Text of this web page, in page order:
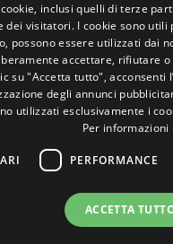
inclusi quelli di terze
dei visitatori. I cookie sono
possono essere utilizzati dai
accettare, rifiutare
su "Accetta tutto",
degli annunci
utilizzati esclusivamente i
Per
PERFORMANCE
ACCETTA